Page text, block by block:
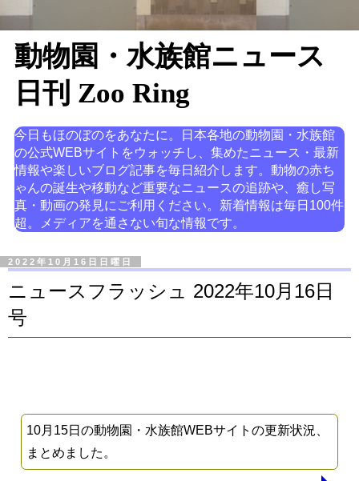
動物園・水族館ニュース
日刊 Zoo Ring
今日もほのぼのをあなたに。日本各地の動物園・水族館
の公式WEBサイトをウォッチし、集めたニュース・最新
情報や楽しいブログ記事を毎日紹介します。動物の赤ち
ゃんの誕生や移動など重要なニュースの追跡や、癒し写
真・動画の発見にご利用ください。新着情報は毎日100件
超。メディアを通さない旬な情報です。
2022年10月16日日曜日
ニュースフラッシュ 2022年10月16日
号
10月15日の動物園・水族館WEBサイトの更新状況、
まとめました。